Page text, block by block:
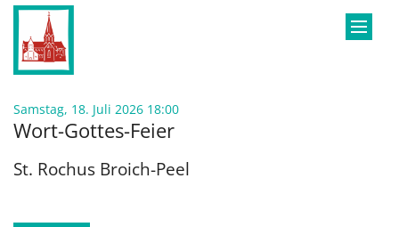
Zum Inhalt springen
Samstag, 18. Juli 2026 18:00:
Wort-Gottes-Feier
St. Rochus Broich-Peel